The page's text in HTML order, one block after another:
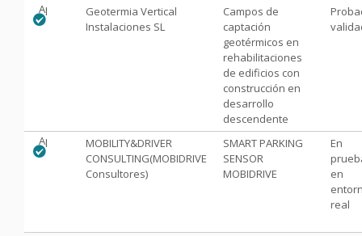
AprobadoGeotermia Vertical
Instalaciones SL
Campos de
captación
geotérmicos en
rehabilitaciones
de edificios con
construcción en
desarrollo
descendente
AprobadoMOBILITY&DRIVER
CONSULTING(MOBIDRIVE
Consultores)
SMART PARKING
SENSOR
MOBIDRIVE
En
en
real